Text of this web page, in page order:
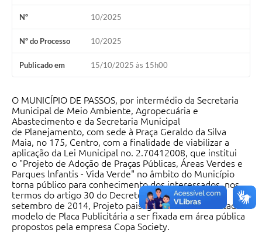
Nº 10/2025
Nº do Processo 10/2025
Publicado em 15/10/2025 às 15h00
O MUNICÍPIO DE PASSOS, por intermédio da Secretaria
Municipal de Meio Ambiente, Agropecuária e
Abastecimento e da Secretaria Municipal
de Planejamento, com sede à Praça Geraldo da Silva
Maia, no 175, Centro, com a finalidade de viabilizar a
aplicação da Lei Municipal no. 2.70412008, que institui
o "Projeto de Adoção de Praças Públicas, Áreas Verdes e
Parques lnfantis - Vida Verde" no âmbito do Município
torna público para conhecimento dos interessados, nos
termos do artigo 30 do Decreto no 692 de 12 de
setembro de 2014, Projeto paisagístico a ser executado e
modelo de Placa Publicitária a ser fixada em área pública
propostos pela empresa Copa Society.